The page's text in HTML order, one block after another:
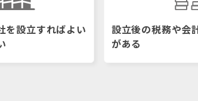
を設立すればよい
設立後の税務や会
がある